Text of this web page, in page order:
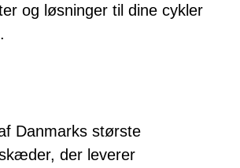
og løsninger til dine cykler
Danmarks største
der leverer